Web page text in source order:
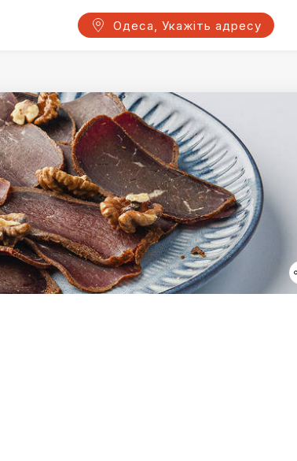
Одеса, Укажіть адресу